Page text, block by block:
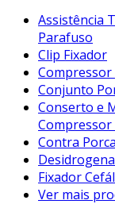
Assistência
Parafuso
Clip Fixador
Conjunto
Conserto e
Contra
Fixador
Ver mais